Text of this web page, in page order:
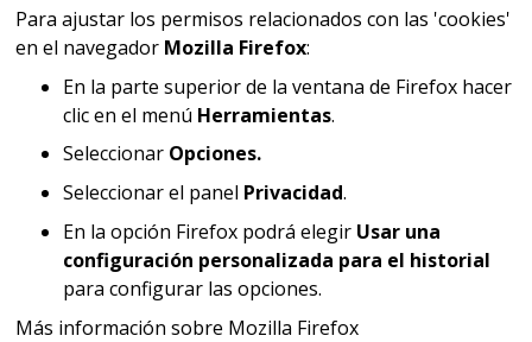
Para ajustar los permisos relacionados con las 'cookies'
en el navegador Mozilla Firefox:
En la parte superior de la ventana de Firefox hacer
clic en el menú Herramientas.
Seleccionar Opciones.
Seleccionar el panel Privacidad.
En la opción Firefox podrá elegir Usar una
configuración personalizada para el historial
para configurar las opciones.
Más información sobre Mozilla Firefox